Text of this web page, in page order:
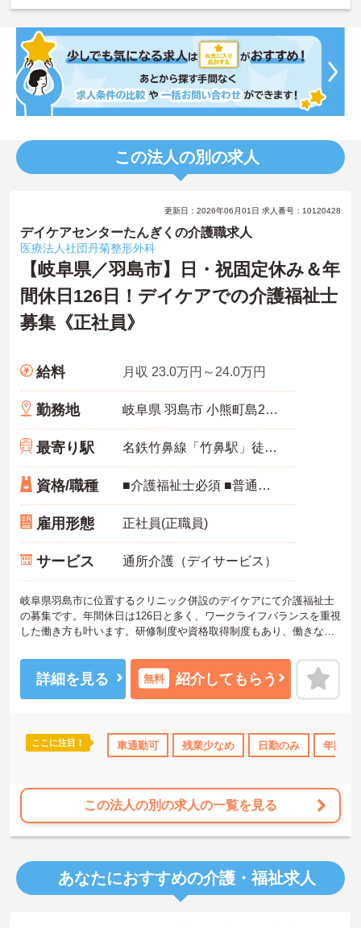
この法人の別の求人
更新日：2026年06月01日 求人番号：10120428
デイケアセンターたんぎくの介護職求人
医療法人社団丹菊整形外科
【岐阜県／羽島市】日・祝固定休み＆年
間休日126日！デイケアでの介護福祉士
募集《正社員》
給料 月収 23.0万円～24.0万円
勤務地 岐阜県 羽島市 小熊町島2丁目78－1
最寄り駅 名鉄竹鼻線「竹鼻駅」徒歩14分
資格/職種 ■介護福祉士必須 ■普通自動車免許必須（AT限定可） ■介護施設での経験者あれば尚可
雇用形態 正社員(正職員)
サービス 通所介護（デイサービス）
岐阜県羽島市に位置するクリニック併設のデイケアにて介護福祉士
の募集です。年間休日は126日と多く、ワークライフバランスを重視
した働き方も叶います。研修制度や資格取得制度もあり、働きなが
ントなど、さらに詳細をお話ししますのでお気軽にご相談くださ
い！詳細を見る 無料 紹介してもらう
ここに注目！ 車通勤可 残業少なめ 日勤のみ 年間休
この法人の別の求人の一覧を見る
あなたにおすすめの介護・福祉求人